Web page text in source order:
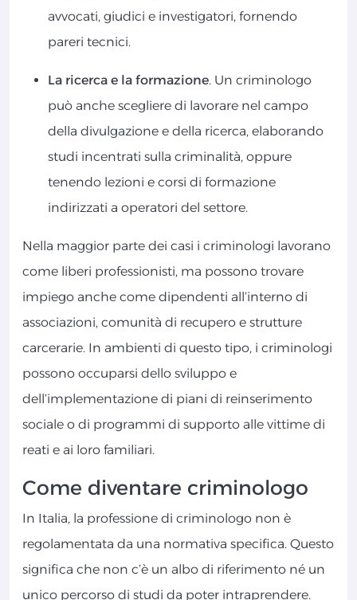
avvocati, giudici e investigatori, fornendo
pareri tecnici.
La ricerca e la formazione. Un criminologo
può anche scegliere di lavorare nel campo
della divulgazione e della ricerca, elaborando
studi incentrati sulla criminalità, oppure
tenendo lezioni e corsi di formazione
indirizzati a operatori del settore.
Nella maggior parte dei casi i criminologi lavorano
come liberi professionisti, ma possono trovare
impiego anche come dipendenti all’interno di
associazioni, comunità di recupero e strutture
carcerarie. In ambienti di questo tipo, i criminologi
possono occuparsi dello sviluppo e
dell’implementazione di piani di reinserimento
sociale o di programmi di supporto alle vittime di
reati e ai loro familiari.
Come diventare criminologo
In Italia, la professione di criminologo non è
regolamentata da una normativa specifica. Questo
significa che non c’è un albo di riferimento né un
unico percorso di studi da poter intraprendere.